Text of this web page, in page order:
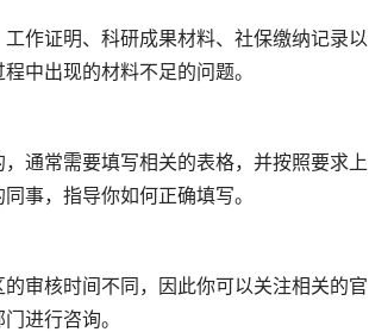
作证明、科研成果材料、社保缴纳记录以
中出现的材料不足的问题。
通常需要填写相关的表格，并按照要求上
事，指导你如何正确填写。
审核时间不同，因此你可以关注相关的官
进行咨询。